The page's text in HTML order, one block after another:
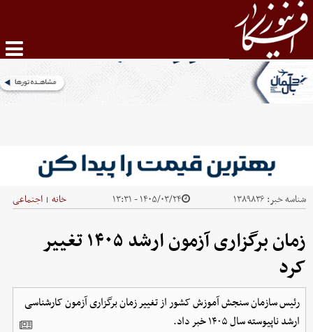
شناسه خبر: ۱۳۸۹۸۳۶ ۱۴۰۵/۰۳/۲۴ - ۱۳:۳۱ خانه | اجتماعی
زمان برگزاری آزمون ارشد ۱۴۰۵ تغییر
کرد
رئیس سازمان سنجش آموزش کشور از تغییر زمان برگزاری آزمون کارشناسی
ارشد ناپیوسته سال ۱۴۰۵ خبر داد.